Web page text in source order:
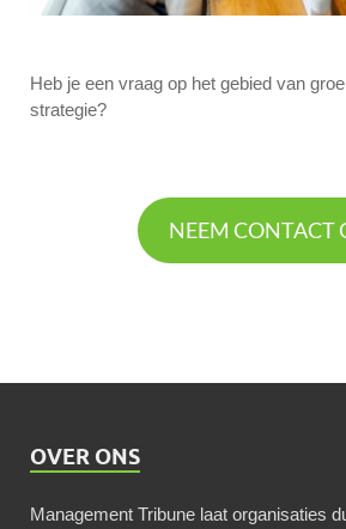
Heb je een vraag op het gebied van
strategie?
NEEM CONTACT
OVER ONS
Management Tribune laat organisaties